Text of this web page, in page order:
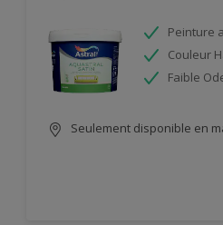
Peinture
Couleur
Faible
Seulement disponible en